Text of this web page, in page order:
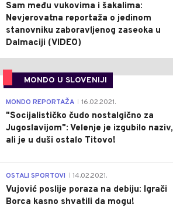
Sam među vukovima i šakalima:
Nevjerovatna reportaža o jedinom
stanovniku zaboravljenog zaseoka u
Dalmaciji (VIDEO)
MONDO U SLOVENIJI
MONDO REPORTAŽA 16.02.2021.
"Socijalističko čudo nostalgično za
Jugoslavijom": Velenje je izgubilo naziv,
ali je u duši ostalo Titovo!
OSTALI SPORTOVI 14.02.2021.
Vujović poslije poraza na debiju: Igrači
Borca kasno shvatili da mogu!